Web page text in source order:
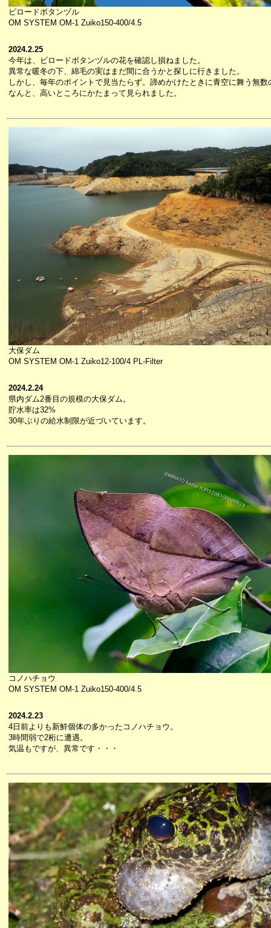
ビロードボタンヅル
OM SYSTEM OM-1 Zuiko150-400/4.5
2024.2.25
今年は、ビロードボタンヅルの花を確認し損ねました。
異常な暖冬の下、綿毛の実はまだ間に合うかと探しに行きました。
しかし、毎年のポイントで見当たらず。諦めかけたときに青空に舞う無
なんと、高いところにかたまって見られました。
大保ダム
OM SYSTEM OM-1 Zuiko12-100/4 PL-Filter
2024.2.24
県内ダム2番目の規模の大保ダム。
貯水率は32%
30年ぶりの給水制限が近づいています。
コノハチョウ
OM SYSTEM OM-1 Zuiko150-400/4.5
2024.2.23
4日前よりも新鮮個体の多かったコノハチョウ。
3時間弱で2桁に遭遇。
気温もですが、異常です・・・